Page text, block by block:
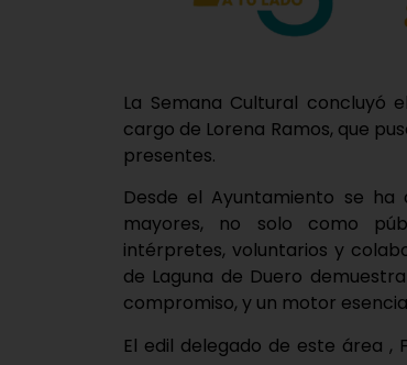
La Semana Cultural concluyó
cargo de Lorena Ramos, que
presentes.
Desde el Ayuntamiento se
mayores, no solo como
intérpretes, voluntarios y
de Laguna de Duero
compromiso, y un motor
El edil delegado de este área ,